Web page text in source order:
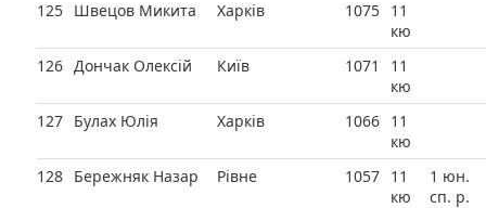
125 Швецов Микита Харків 1075 11
кю
126 Дончак Олексій Київ 1071
11
кю
127 Булах Юлія Харків 1066 11
кю
128 Бережняк Назар Рівне 1057 11
кю
1 юн.
сп. р.